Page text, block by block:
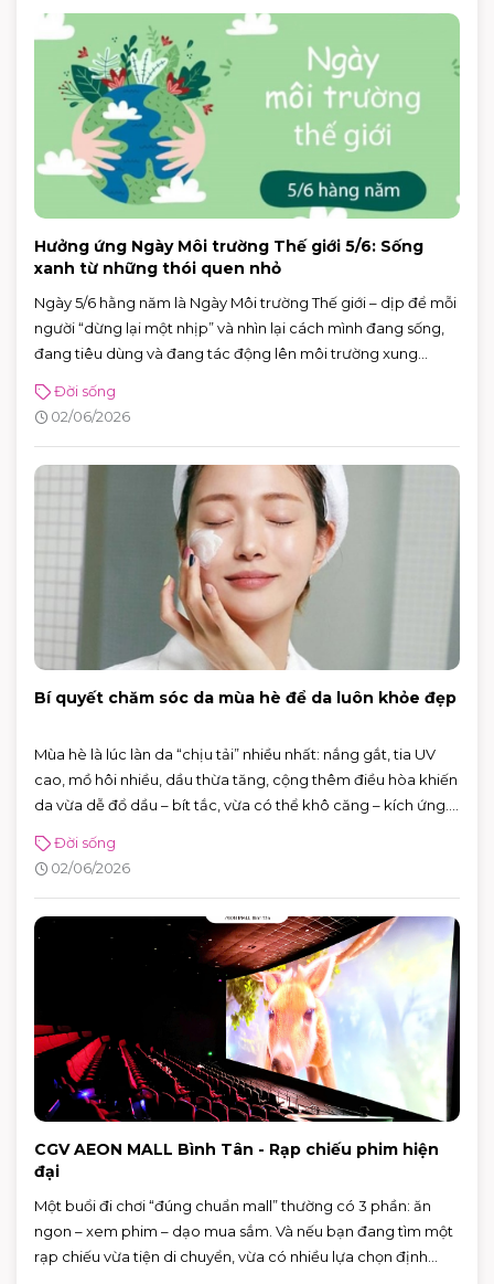
Hưởng ứng Ngày Môi trường Thế giới 5/6: Sống
xanh từ những thói quen nhỏ
Ngày 5/6 hằng năm là Ngày Môi trường Thế giới – dịp để mỗi
người “dừng lại một nhịp” và nhìn lại cách mình đang sống,
đang tiêu dùng và đang tác động lên môi trường xung
đến hành động vì khí hậu, với sự kiện toàn cầu được tổ chức
tại Azerbaijan.
Đời sống
02/06/2026
Bí quyết chăm sóc da mùa hè để da luôn khỏe đẹp
Mùa hè là lúc làn da “chịu tải” nhiều nhất: nắng gắt, tia UV
cao, mồ hôi nhiều, dầu thừa tăng, cộng thêm điều hòa khiến
da vừa dễ đổ dầu – bít tắc, vừa có thể khô căng – kích ứng.
đúng vài nguyên tắc: làm sạch vừa đủ, dưỡng ẩm nhẹ,
chống nắng đúng cách và xử lý mồ hôi thông minh, da sẽ dễ
Đời sống
02/06/2026
CGV AEON MALL Bình Tân - Rạp chiếu phim hiện
đại
Một buổi đi chơi “đúng chuẩn mall” thường có 3 phần: ăn
ngon – xem phim – dạo mua sắm. Và nếu bạn đang tìm một
rạp chiếu vừa tiện di chuyển, vừa có nhiều lựa chọn định